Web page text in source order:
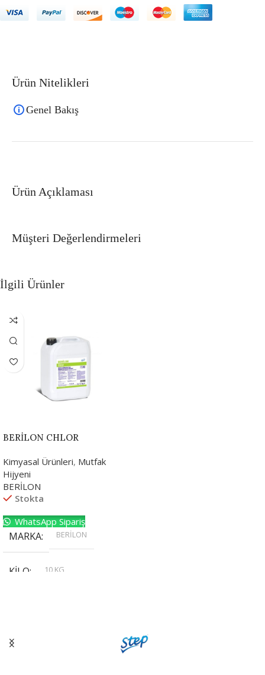
Ürün Açıklaması
Ürün Nitelikleri
Genel Bakış
Müşteri Değerlendirmeleri
İlgili Ürünler
BERİLON CHLOR
Kimyasal Ürünleri, Mutfak
Hijyeni
BERİLON
Stokta
WhatsApp Sipariş
MARKA BERİLON
KILO
10 KG